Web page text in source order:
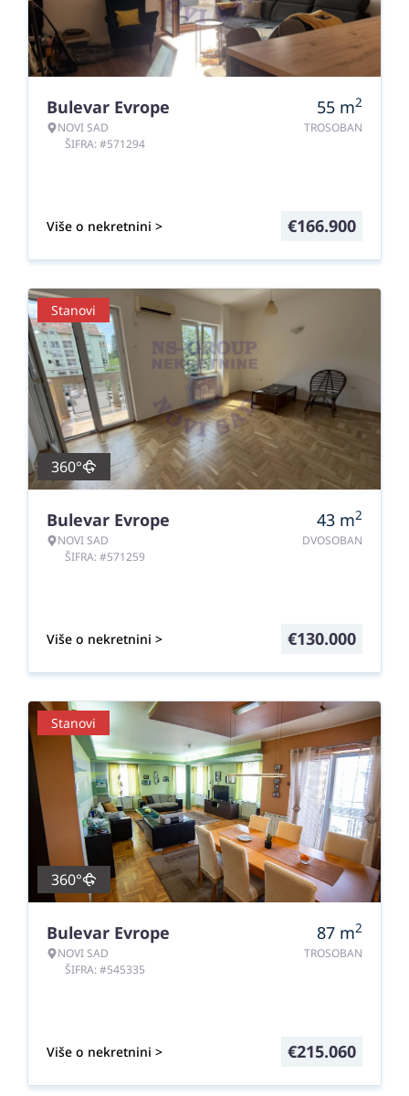
Bulevar Evrope
NOVI SAD
ŠIFRA: #571294
55 m2
TROSOBAN
Više o nekretnini > €166.900
Stanovi
360°
Bulevar Evrope
NOVI SAD
ŠIFRA: #571259
43 m2
DVOSOBAN
Više o nekretnini > €130.000
Stanovi
360°
Bulevar Evrope
NOVI SAD
ŠIFRA: #545335
87 m2
TROSOBAN
Više o nekretnini > €215.060